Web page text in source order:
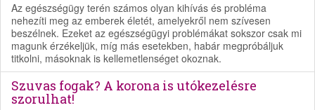
Az egészségügy terén számos olyan kihívás és probléma
nehezíti meg az emberek életét, amelyekről nem szívesen
beszélnek. Ezeket az egészségügyi problémákat sokszor csak mi
magunk érzékeljük, míg más esetekben, habár megpróbáljuk
titkolni, másoknak is kellemetlenséget okoznak.
Szuvas fogak? A korona is utókezelésre
szorulhat!